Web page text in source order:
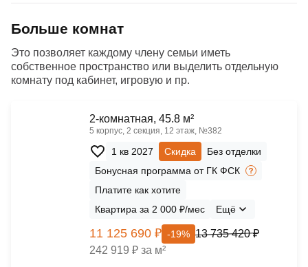
Больше комнат
Это позволяет каждому члену семьи иметь
собственное пространство или выделить отдельную
комнату под кабинет, игровую и пр.
2-комнатная, 45.8 м²
5 корпус, 2 секция, 12 этаж, №382
1 кв 2027 Скидка
Без отделки
Бонусная программа от ГК ФСК
Платите как хотите
Квартира за 2 000 ₽/мес
Ещё
11 125 690 ₽ -19% 13 735 420 ₽
242 919 ₽ за м²